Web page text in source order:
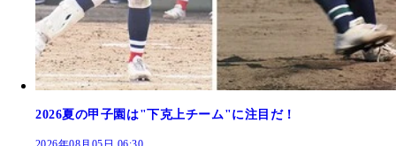
2026夏の甲子園は"下克上チーム"に注目だ！